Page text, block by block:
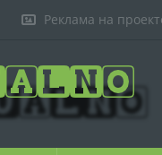
Реклама на